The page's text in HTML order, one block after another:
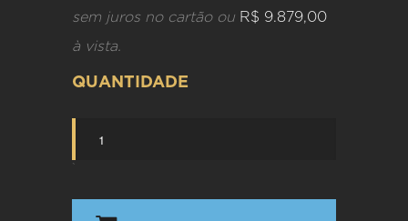
sem juros no cartão ou R$ 9.879,00
à vista.
QUANTIDADE
`